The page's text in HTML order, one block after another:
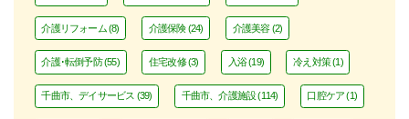
介護リフォーム(8) 介護保険(24) 介護美容(2)
介護･転倒予防(55) 住宅改修(3) 入浴(19) 冷え対策(1)
千曲市、デイサービス (39) 千曲市、介護施設(114) 口腔ケア(1)